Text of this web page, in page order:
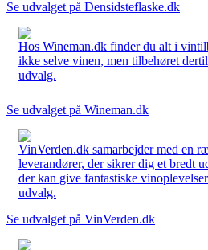
Se udvalget på Densidsteflaske.dk
Hos Wineman.dk finder du alt i
ikke selve vinen, men tilbehøret
udvalg.
Se udvalget på Wineman.dk
VinVerden.dk samarbejder med en
leverandører, der sikrer dig et bredt
der kan give fantastiske
udvalg.
Se udvalget på VinVerden.dk